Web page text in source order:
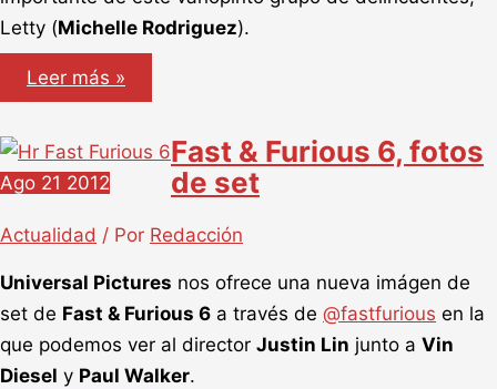
Letty (Michelle Rodriguez).
Fast
&
furious
Leer más »
Ago 21 2012
Fast & Furious 6, fotos
de set
Actualidad / Por Redacción
Universal Pictures nos ofrece una nueva imágen de
set de Fast & Furious 6 a través de @fastfurious en la
que podemos ver al director Justin Lin junto a Vin
Diesel y Paul Walker.